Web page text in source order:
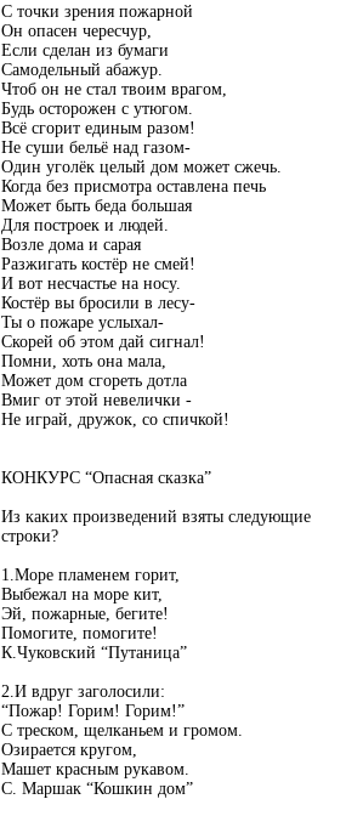
С точки зрения пожарной
Он опасен чересчур,
Если сделан из бумаги
Самодельный абажур.
Чтоб он не стал твоим врагом,
Будь осторожен с утюгом.
Всё сгорит единым разом!
Не суши бельё над газом-
Один уголёк целый дом может сжечь.
Когда без присмотра оставлена печь
Может быть беда большая
Для построек и людей.
Возле дома и сарая
Разжигать костёр не смей!
И вот несчастье на носу.
Костёр вы бросили в лесу-
Ты о пожаре услыхал-
Скорей об этом дай сигнал!
Помни, хоть она мала,
Может дом сгореть дотла
Вмиг от этой невелички -
Не играй, дружок, со спичкой!
КОНКУРС “Опасная сказка”
Из каких произведений взяты следующие
строки?
1.Море пламенем горит,
Выбежал на море кит,
Эй, пожарные, бегите!
Помогите, помогите!
К.Чуковский “Путаница”
2.И вдруг заголосили:
“Пожар! Горим! Горим!”
С треском, щелканьем и громом.
Озирается кругом,
Машет красным рукавом.
С. Маршак “Кошкин дом”